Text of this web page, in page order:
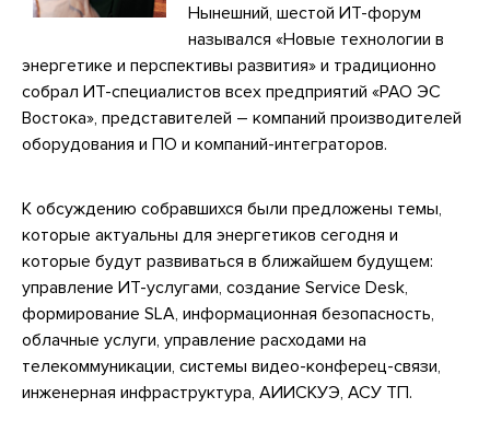
Нынешний, шестой ИТ-форум
назывался «Новые технологии в
энергетике и перспективы развития» и традиционно
собрал ИТ-специалистов всех предприятий «РАО ЭС
Востока», представителей – компаний производителей
оборудования и ПО и компаний-интеграторов.
К обсуждению собравшихся были предложены темы,
которые актуальны для энергетиков сегодня и
которые будут развиваться в ближайшем будущем:
управление ИТ-услугами, создание Service Desk,
формирование SLA, информационная безопасность,
облачные услуги, управление расходами на
телекоммуникации, системы видео-конферец-связи,
инженерная инфраструктура, АИИСКУЭ, АСУ ТП.